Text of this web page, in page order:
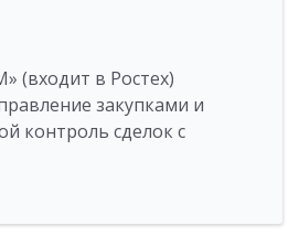
в Ростех)
закупками и
контроль сделок с